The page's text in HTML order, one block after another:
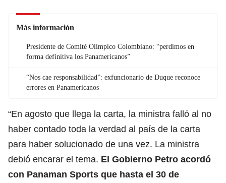
Más información
Presidente de Comité Olímpico Colombiano: “perdimos en
forma definitiva los Panamericanos”
“Nos cae responsabilidad”: exfuncionario de Duque reconoce
errores en Panamericanos
“En agosto que llega la carta, la ministra falló al no
haber contado toda la verdad al país de la carta
para haber solucionado de una vez. La ministra
debió encarar el tema. El Gobierno Petro acordó
con Panaman Sports que hasta el 30 de